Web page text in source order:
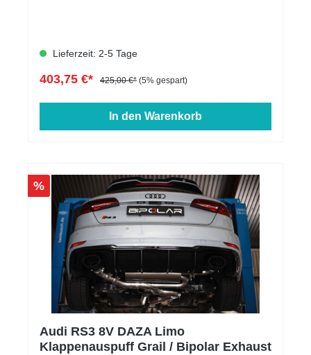
Lieferzeit: 2-5 Tage
403,75 €* 425,00 €* (5% gespart)
In den Warenkorb
%
Audi RS3 8V DAZA Limo
Klappenauspuff Grail / Bipolar Exhaust